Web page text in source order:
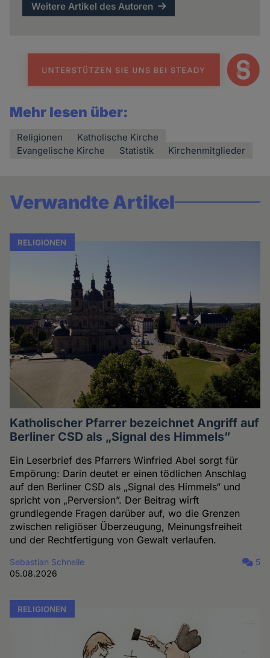
Weitere Artikel des Autoren
Mehr lesen über:
Religionen
Katholische Kirche
Evangelische Kirche
Statistik Kirchenmitglieder
Verwandte Artikel
RELIGIONEN
Katholischer Pfarrer bezeichnet Angriff auf
Berliner CSD als „Signal des Himmels”
Ein Leserbrief des Pfarrers Winfried Abel sorgt für
Empörung: Darin deutet er einen tödlichen Anschlag
auf den Berliner CSD als „Signal des Himmels“ und
spricht von „Perversion”. Der Beitrag wirft
grundlegende Fragen darüber auf, wo die Grenzen
zwischen religiöser Überzeugung, Meinungsfreiheit
und der Rechtfertigung von Gewalt verlaufen.
Sebastian Schnelle
05.08.2026
5
RELIGIONEN